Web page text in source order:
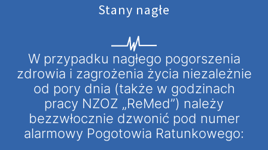
Stany nagłe
W przypadku nagłego pogorszenia
zdrowia i zagrożenia życia niezależnie
od pory dnia (także w godzinach
pracy NZOZ „ReMed”) należy
bezzwłocznie dzwonić pod numer
alarmowy Pogotowia Ratunkowego: